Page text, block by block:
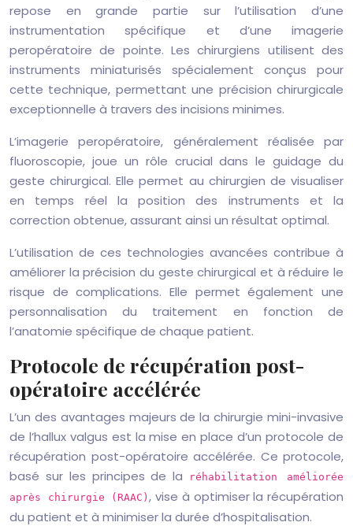
repose en grande partie sur l’utilisation d’une
instrumentation spécifique et d’une imagerie
peropératoire de pointe. Les chirurgiens utilisent des
instruments miniaturisés spécialement conçus pour
cette technique, permettant une précision chirurgicale
exceptionnelle à travers des incisions minimes.
L’imagerie peropératoire, généralement réalisée par
fluoroscopie, joue un rôle crucial dans le guidage du
geste chirurgical. Elle permet au chirurgien de visualiser
en temps réel la position des instruments et la
correction obtenue, assurant ainsi un résultat optimal.
L’utilisation de ces technologies avancées contribue à
améliorer la précision du geste chirurgical et à réduire le
risque de complications. Elle permet également une
personnalisation du traitement en fonction de
l’anatomie spécifique de chaque patient.
Protocole de récupération post-
opératoire accélérée
L’un des avantages majeurs de la chirurgie mini-invasive
de l’hallux valgus est la mise en place d’un protocole de
récupération post-opératoire accélérée. Ce protocole,
basé sur les principes de la
réhabilitation améliorée
après chirurgie (RAAC), vise à optimiser la récupération
du patient et à minimiser la durée d’hospitalisation.